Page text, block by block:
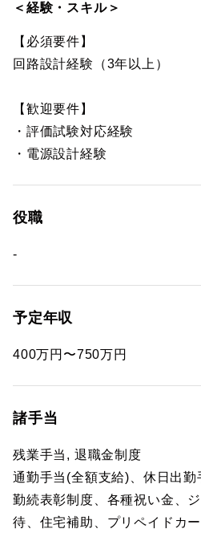
＜経験・スキル＞
【必須要件】
回路設計経験（3年以上）
【歓迎要件】
・評価試験対応経験
・電源設計経験
役職
-
予定年収
400万円〜750万円
諸手当
残業手当, 退職金制度
通勤手当(全額支給)、休日出
勤続表彰制度、各種祝い金、
待、住宅補助、プリペイドカ